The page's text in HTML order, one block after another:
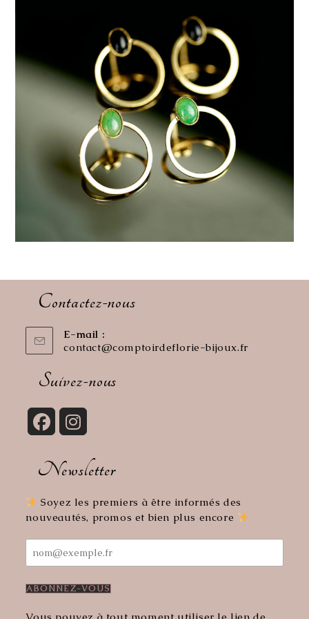
Contactez-nous
E-mail :
contact@comptoirdeflorie-bijoux.frS’ouvre
Suivez-nous
un
onglet
un
onglet
Newsletter
Soyez les premiers à être informés des
nouveautés, promos et bien plus encore